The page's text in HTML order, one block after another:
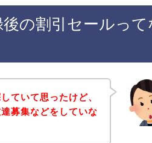
の割引セールって
ていて思ったけど、
募集などをしていな